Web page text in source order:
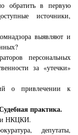
обратить в первую
источники,
выявляют и
персональных
за «утечки»
о привлечении к
практика.
и НКЦКИ.
депутаты,